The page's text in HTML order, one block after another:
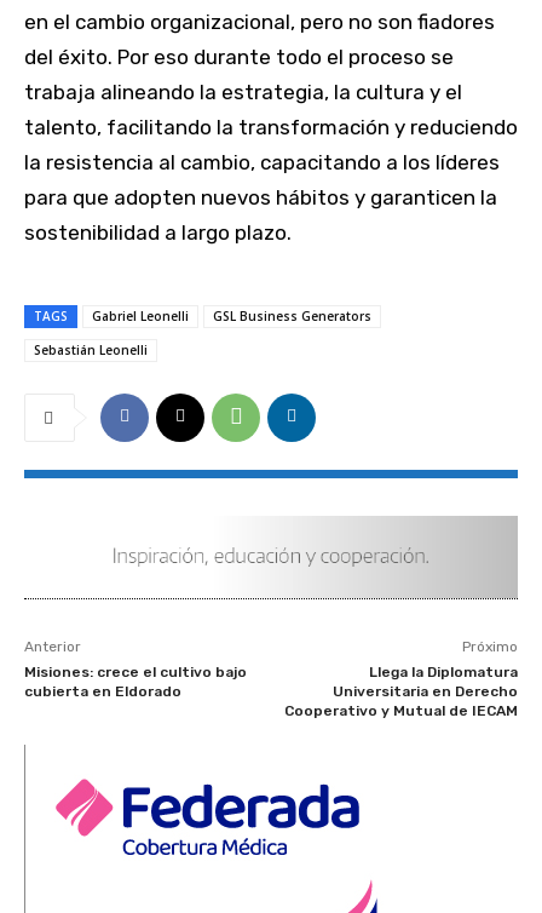
en el cambio organizacional, pero no son fiadores
del éxito. Por eso durante todo el proceso se
trabaja alineando la estrategia, la cultura y el
talento, facilitando la transformación y reduciendo
la resistencia al cambio, capacitando a los líderes
para que adopten nuevos hábitos y garanticen la
sostenibilidad a largo plazo.
TAGS Gabriel Leonelli
GSL Business Generators
Sebastián Leonelli
Anterior
Misiones: crece el cultivo bajo
cubierta en Eldorado
Próximo
Llega la Diplomatura
Universitaria en Derecho
Cooperativo y Mutual de IECAM